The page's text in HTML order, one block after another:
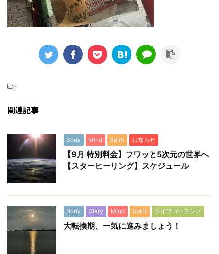
-
関連記事
Body Mind Spirit お知らせ
【9月 特別料金】フワッと5次元の世界へ
【スターヒーリング】スケジュール
Body Diary Mind Spirit ライフコーチング
大転換期、一気に進みましょう！